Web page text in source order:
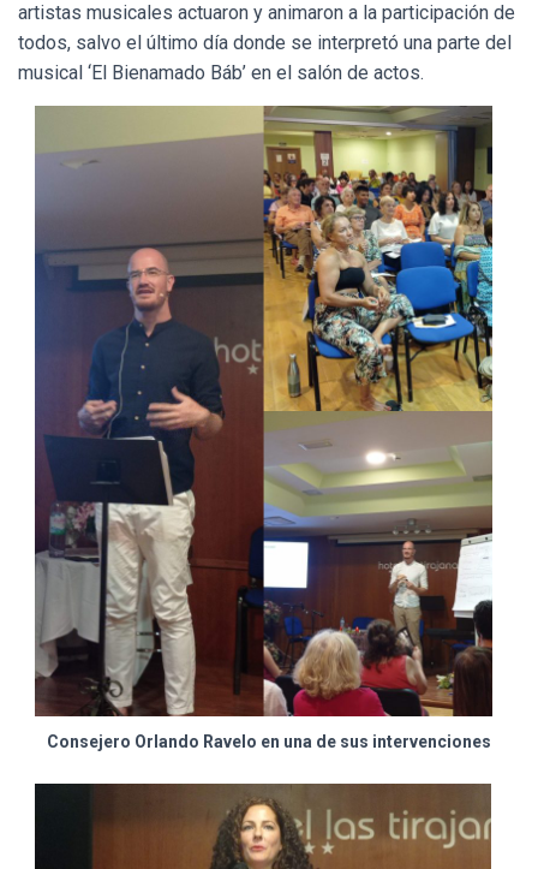
artistas musicales actuaron y animaron a la participación de
todos, salvo el último día donde se interpretó una parte del
musical ‘El Bienamado Báb’ en el salón de actos.
Consejero Orlando Ravelo en una de sus intervenciones